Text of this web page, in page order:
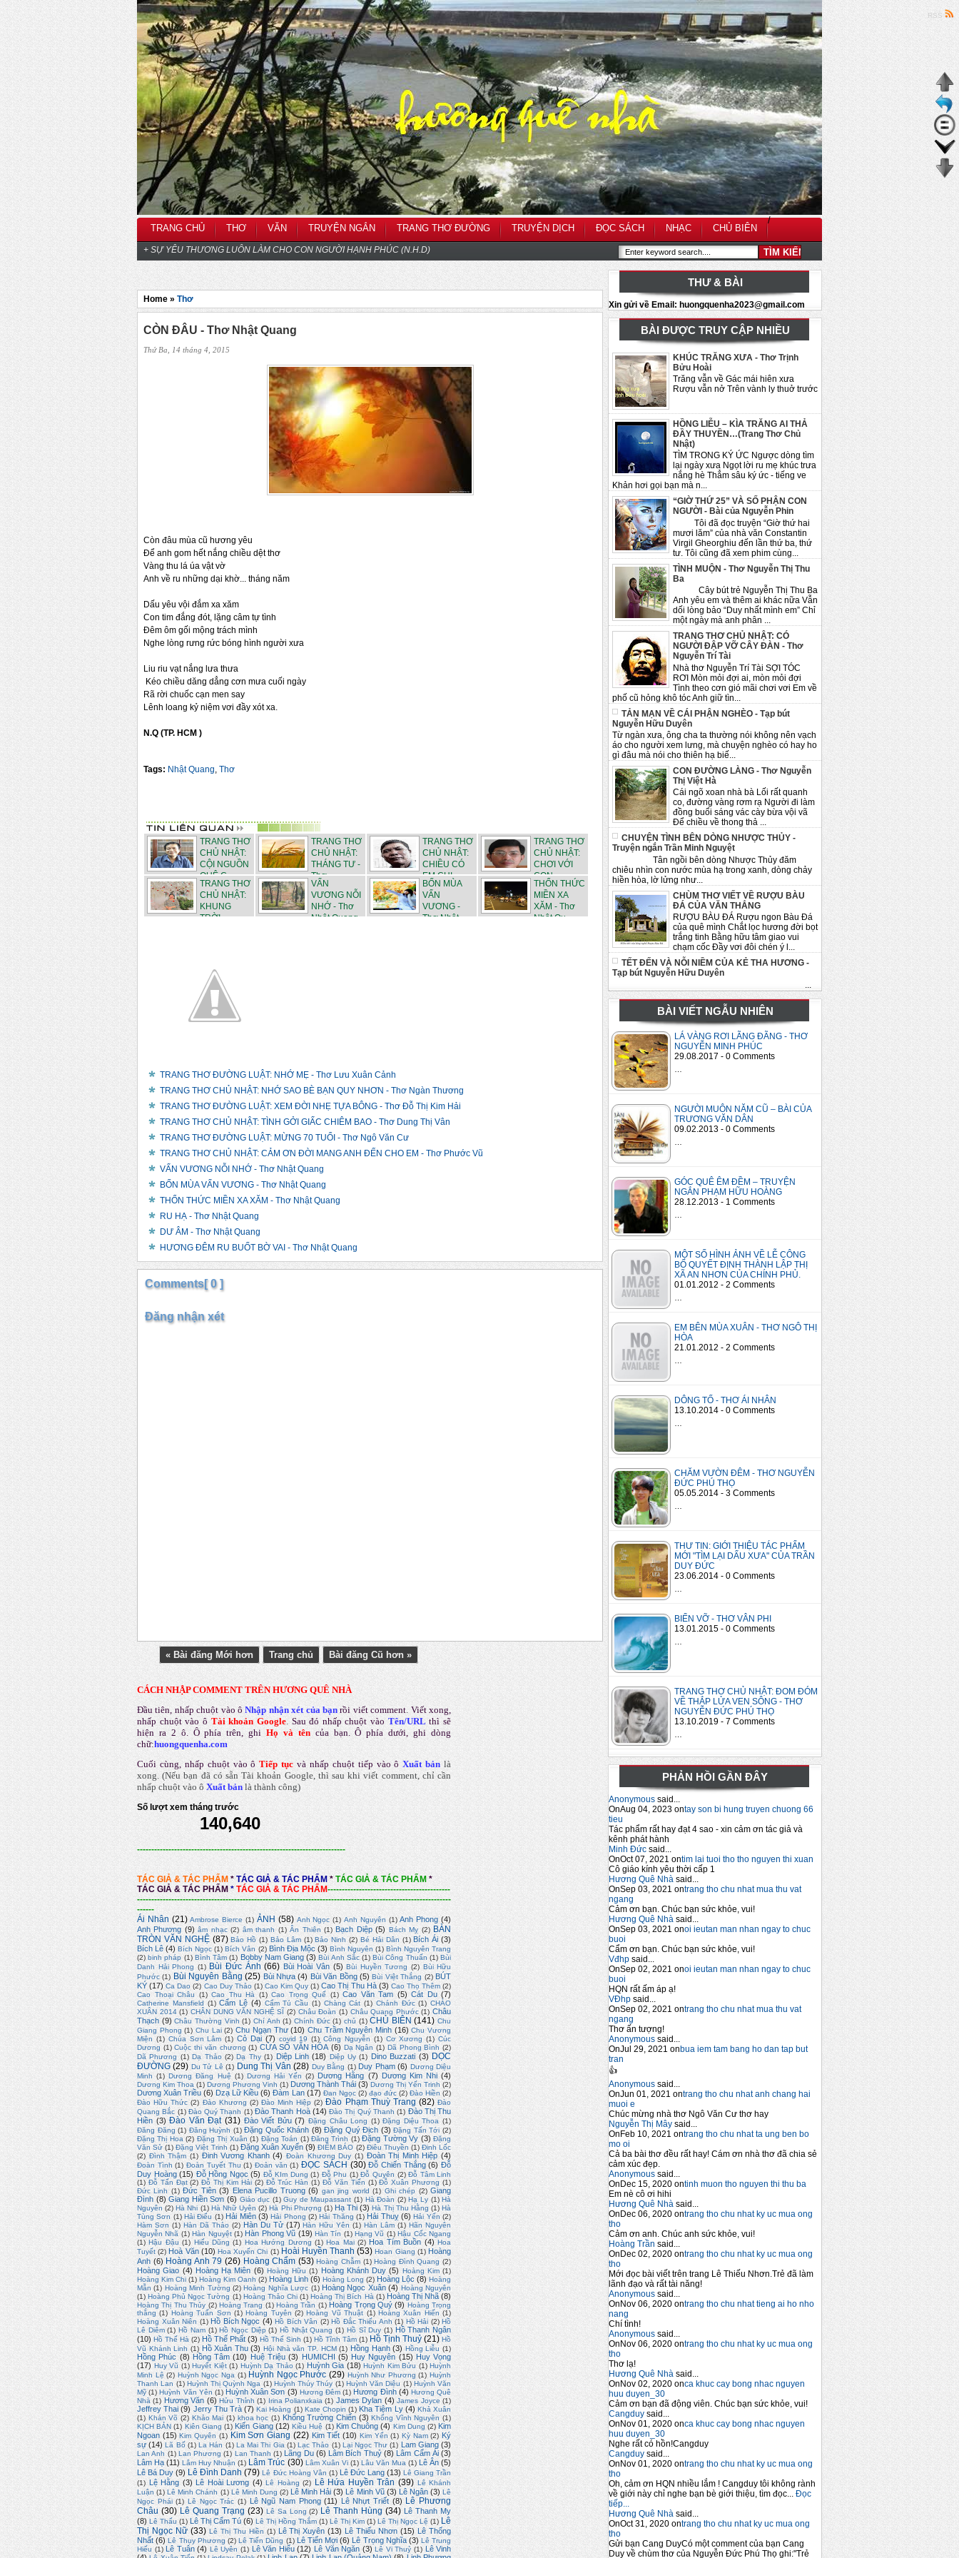
TRANG CHỦ THƠ VĂN TRUYỆN NGẮN TRANG THƠ ĐƯỜNG TRUYỆN DỊCH
/
ĐỌC SÁCH NHẠC CHỦ BIÊN
+ SỰ YÊU THƯƠNG LUÔN LÀM CHO CON NGƯỜI HẠNH PHÚC (N.H.D)
RSS
THƯ & BÀI
Xin gửi về Email: huongquenha2023@gmail.com
BÀI ĐƯỢC TRUY CẬP NHIỀU
KHÚC TRĂNG XƯA - Thơ Trịnh
Bửu Hoài
Trăng vẫn về Gác mái hiên xưa
Rượu vẫn nở Trên vành ly thuở trước
HỒNG LIỄU – KÌA TRĂNG AI THẢ
ĐẦY THUYỀN…(Trang Thơ Chủ
Nhật)
TÌM TRONG KÝ ỨC Ngược dòng tìm
lại ngày xưa Ngọt lời ru mẹ khúc trưa
nắng hè Thẳm sâu ký ức - tiếng ve
Khản hơi gọi bạn mà n...
“GIỜ THỨ 25” VÀ SỐ PHẬN CON
NGƯỜI - Bài của Nguyễn Phin
Tôi đã đọc truyện “Giờ thứ hai
mươi lăm” của nhà văn Constantin
Virgil Gheorghiu đến lần thứ ba, thứ
tư. Tôi cũng đã xem phim cùng...
TÌNH MUỘN - Thơ Nguyễn Thị Thu
Ba
Cây bút trẻ Nguyễn Thị Thu Ba
Anh yêu em và thêm ai khác nữa Vẫn
dối lòng bảo “Duy nhất mình em” Chỉ
một ngày mà anh phân ...
TRANG THƠ CHỦ NHẬT: CÓ
NGƯỜI ĐẬP VỠ CÂY ĐÀN - Thơ
Nguyễn Trí Tài
Nhà thơ Nguyễn Trí Tài SỢI TÓC
RƠI Mòn mỏi đợi ai, mòn mỏi đợi
Tình theo cơn gió mãi chơi vơi Em về
phố cũ hỏng khô tóc Anh giữ tìn...
TẢN MẠN VỀ CÁI PHẬN NGHÈO - Tạp bút
Nguyễn Hữu Duyên
Từ ngàn xưa, ông cha ta thường nói không nên vạch
áo cho người xem lưng, mà chuyện nghèo có hay ho
gì đâu mà nói cho thiên hạ biế...
CON ĐƯỜNG LÀNG - Thơ Nguyễn
Thị Việt Hà
Cái ngõ xoan nhà bà Lối rất quanh
co, đường vàng rơm rạ Người đi làm
đồng buổi sáng vác cày bừa vội vã
Để chiều về thong thả ...
CHUYỆN TÌNH BÊN DÒNG NHƯỢC THỦY -
Truyện ngắn Trần Minh Nguyệt
Tân ngồi bên dòng Nhược Thủy đăm
chiêu nhìn con nước mùa hạ trong xanh, dòng chảy
hiền hòa, lờ lửng như...
CHÙM THƠ VIẾT VỀ RƯỢU BÀU
ĐÁ CỦA VĂN THẮNG
RƯỢU BÀU ĐÁ Rượu ngon Bàu Đá
của quê mình Chắt lọc hương đời bọt
trắng tinh Bằng hữu tâm giao vui
chạm cốc Đầy vơi đôi chén ý l...
TẾT ĐẾN VÀ NỖI NIỀM CỦA KẺ THA HƯƠNG -
Tạp bút Nguyễn Hữu Duyên
BÀI VIẾT NGẪU NHIÊN
LÁ VÀNG RƠI LÃNG ĐÃNG - THƠ
NGUYỄN MINH PHÚC
29.08.2017 - 0 Comments
NGƯỜI MUÔN NĂM CŨ – BÀI CỦA
TRƯƠNG VĂN DÂN
09.02.2013 - 0 Comments
GÓC QUÊ ÊM ĐỀM – TRUYỆN
NGẮN PHẠM HỮU HOÀNG
28.12.2013 - 1 Comments
MỘT SỐ HÌNH ẢNH VỀ LỄ CÔNG
BỐ QUYẾT ĐỊNH THÀNH LẬP THỊ
XÃ AN NHƠN CỦA CHÍNH PHỦ.
01.01.2012 - 2 Comments
EM BÊN MÙA XUÂN - THƠ NGÔ THỊ
HÒA
21.01.2012 - 2 Comments
DÔNG TỐ - THƠ ÁI NHÂN
13.10.2014 - 0 Comments
CHĂM VƯỜN ĐÊM - THƠ NGUYỄN
ĐỨC PHÚ THỌ
05.05.2014 - 3 Comments
THƯ TIN: GIỚI THIỆU TÁC PHẨM
MỚI "TÌM LẠI DẤU XƯA" CỦA TRẦN
DUY ĐỨC
23.06.2014 - 0 Comments
BIỂN VỠ - THƠ VÂN PHI
13.01.2015 - 0 Comments
TRANG THƠ CHỦ NHẬT: ĐOM ĐÓM
VỀ THẮP LỬA VEN SÔNG - THƠ
NGUYỄN ĐỨC PHÚ THỌ
13.10.2019 - 7 Comments
PHẢN HỒI GẦN ĐÂY
Anonymous said...
OnAug 04, 2023 ontay son bi hung truyen chuong 66
tieu
Tác phẩm rất hay đạt 4 sao - xin cảm ơn tác giả và
kênh phát hành
Minh Đức said...
OnOct 07, 2021 ontim lai tuoi tho tho nguyen thi xuan
Cô giáo kính yêu thời cấp 1
Hương Quê Nhà said...
OnSep 03, 2021 ontrang tho chu nhat mua thu vat
ngang
Cảm ơn bạn. Chúc bạn sức khỏe, vui!
Hương Quê Nhà said...
OnSep 03, 2021 onoi ieutan man nhan ngay to chuc
buoi
Cẩm ơn bạn. Chúc bạn sức khỏe, vui!
Vđhp said...
OnSep 02, 2021 onoi ieutan man nhan ngay to chuc
buoi
HQN rất ấm áp ạ!
VĐhp said...
OnSep 02, 2021 ontrang tho chu nhat mua thu vat
ngang
Thơ ấn tượng!
Anonymous said...
OnJul 29, 2021 onbua iem tam bang ho dan tap but
tran
👍
Anonymous said...
OnJun 01, 2021 ontrang tho chu nhat anh chang hai
muoi e
Chúc mừng nhà thơ Ngô Văn Cư thơ hay
Nguyễn Thị Mây said...
OnFeb 10, 2021 ontrang tho chu nhat ta ung ben bo
mo oi
Cả ba bài thơ đều rất hay! Cám ơn nhà thơ đã chia sẻ
cảm xúc đẹp.
Anonymous said...
OnDec 15, 2020 ontinh muon tho nguyen thi thu ba
Em nè cô ơi hihi
Hương Quê Nhà said...
OnDec 06, 2020 ontrang tho chu nhat ky uc mua ong
tho
Cảm ơn anh. Chúc anh sức khỏe, vui!
Hoàng Trần said...
OnDec 02, 2020 ontrang tho chu nhat ky uc mua ong
tho
Mới đọc bài viết trên trang Lê Thiếu Nhơn.Trẻ đã làm
lãnh đạo và rất tài năng!
Anonymous said...
OnNov 06, 2020 ontrang tho chu nhat tieng ai ho nho
nang
Chí tình!
Anonymous said...
OnNov 06, 2020 ontrang tho chu nhat ky uc mua ong
tho
Thơ lạ!
Hương Quê Nhà said...
OnNov 02, 2020 onca khuc cay bong nhac nguyen
huu duyen_30
Cảm ơn bạn đã động viên. Chúc bạn sức khỏe, vui!
Cangduy said...
OnNov 01, 2020 onca khuc cay bong nhac nguyen
huu duyen_30
Nghe rất có hồn!Cangduy
Cangduy said...
OnNov 01, 2020 ontrang tho chu nhat ky uc mua ong
tho
Oh, cảm ơn HQN nhiều lắm ! Cangduy tôi không rành
về giới này chỉ nghe bạn bè giới thiệu, tìm đọc...
Đọc
tiếp...
Hương Quê Nhà said...
OnOct 31, 2020 ontrang tho chu nhat ky uc mua ong
tho
Gửi bạn Cang DuyCó một comment của bạn Cang
Duy về chùm thơ của Nguyễn Đức Phú Thọ ghi:"Trẻ
Home » Thơ
CÒN ĐÂU - Thơ Nhật Quang
Thứ Ba, 14 tháng 4, 2015
Còn đâu mùa cũ hương yêu
Để anh gom hết nắng chiều dệt thơ
Vàng thu lá úa vật vờ
Anh về ru những dại khờ... tháng năm
Dấu yêu vội đắm xa xăm
Con tim đắng đót, lặng câm tự tình
Đêm ôm gối mộng trách mình
Nghe lòng rưng rức bóng hình người xưa
Liu riu vạt nắng lưa thưa
Kéo chiều dăng dẳng cơn mưa cuối ngày
Rã rời chuốc cạn men say
Lênh loang kỷ niệm vơi đầy xót xa.
N.Q (TP. HCM )
Tags: Nhật Quang, Thơ
TRANG THƠ
CHỦ NHẬT:
CỘI NGUỒN
QUÊ C...
TRANG THƠ
CHỦ NHẬT:
THÁNG TƯ -
Thơ ...
TRANG THƠ
CHỦ NHẬT:
CHIỀU CÓ
EM CHI...
TRANG THƠ
CHỦ NHẬT:
CHƠI VỚI
CON - ...
TRANG THƠ
CHỦ NHẬT:
KHUNG
TRỜI
VẤN
VƯƠNG NỖI
NHỚ - Thơ
Nhật Quang
BỐN MÙA
VẤN
VƯƠNG -
Thơ Nhật
THỔN THỨC
MIỀN XA
XĂM - Thơ
Nhật Qu...
TRANG THƠ ĐƯỜNG LUẬT: NHỚ MẸ - Thơ Lưu Xuân Cảnh
TRANG THƠ CHỦ NHẬT: NHỚ SAO BÈ BẠN QUY NHƠN - Thơ Ngàn Thương
TRANG THƠ ĐƯỜNG LUẬT: XEM ĐỜI NHẸ TỰA BÔNG - Thơ Đỗ Thị Kim Hải
TRANG THƠ CHỦ NHẬT: TÌNH GỞI GIẤC CHIÊM BAO - Thơ Dung Thị Vân
TRANG THƠ ĐƯỜNG LUẬT: MỪNG 70 TUỔI - Thơ Ngô Văn Cư
TRANG THƠ CHỦ NHẬT: CẢM ƠN ĐỜI MANG ANH ĐẾN CHO EM - Thơ Phước Vũ
VẤN VƯƠNG NỖI NHỚ - Thơ Nhật Quang
BỐN MÙA VẤN VƯƠNG - Thơ Nhật Quang
THỔN THỨC MIỀN XA XĂM - Thơ Nhật Quang
RU HẠ - Thơ Nhật Quang
DƯ ÂM - Thơ Nhật Quang
HƯƠNG ĐÊM RU BUỐT BỜ VAI - Thơ Nhật Quang
Comments[ 0 ]
Đăng nhận xét
« Bài đăng Mới hơn Trang chủ Bài đăng Cũ hơn »
CÁCH NHẬP COMMENT TRÊN HƯƠNG QUÊ NHÀ
Đầu tiên, nhấp chuột vào ô Nhập nhận xét của bạn rồi viết comment. Viết xong,
nhấp chuột vào ô Tài khoản Google. Sau đó nhấp chuột vào Tên/URL thì sẽ
hiện ra 2 ô. Ô phía trên, ghiHọ và tên của bạn. Ô phía dưới, ghi dòng
chữ:huongquenha.com
Cuối cùng, nhấp chuột vào ô Tiếp tục và nhấp chuột tiếp vào ôXuất bản là
xong.(Nếu bạn đã có sẵn Tài khoản Google, thì sau khi viết comment, chỉ cần
nhấp chuột vào ô Xuất bản là thành công)
Số lượt xem tháng trước
140,640
-------------------------------------------------------------------------
TÁC GIẢ & TÁC PHẨM * TÁC GIẢ & TÁC PHẨM * TÁC GIẢ & TÁC PHẨM *
TÁC GIẢ & TÁC PHẨM * TÁC GIẢ & TÁC PHẨM-------------------------------------------
--------------------------------------------------------------------------------------------------------------
------
Ái Nhân (21) Ambrose Bierce (1) ẢNH (58) Anh Ngọc (1) Anh Nguyên (1) Anh Phong (4)
Anh Phương (9) âm nhạc (2) âm thanh (1) Ân Thiên (1) Bạch Diệp (5) Bách Mỵ (2) BÀN
TRÒN VĂN NGHỆ (87) Bảo Hồ (1) Bảo Lâm (1) Bảo Ninh (2) Bé Hải Dân (1) Bích Ái (3)
Bích Lê (4) Bích Ngọc (1) Bích Vân (2) Bình Địa Mộc (3) Bình Nguyên (1) Bình Nguyên Trang
(2) binh pháp (1) Bình Tâm (1) Bobby Nam Giang (3) Bùi Anh Sắc (1) Bùi Công Thuấn (1) Bùi
Danh Hải Phong (1) Bùi Đức Ánh (66) Bùi Hoài Vân (5) Bùi Huyền Tương (2) Bùi Hữu
Phước (1) Bùi Nguyên Bằng (25) Bùi Nhựa (4) Bùi Văn Bồng (5) Bùi Việt Thắng (2) BÚT
KÝ (17) Ca Dao (2) Cao Duy Thảo (1) Cao Kim Quy (1) Cao Thị Thu Hà (3) Cao Thọ Thêm (2)
Cao Thoại Châu
(1) Cao Thu Hà (1) Cao Trọng Quế (1) Cao Văn Tam (5) Cát Du (7)
Catherine Mansfield (1) Cẩm Lệ (4) Cẩm Tú Cầu (1) Chàng Cát (1) Chánh Đức (1) CHÀO
XUÂN 2014 (1) CHÂN DUNG VĂN NGHỆ SĨ (2) Châu Đoàn (1) Châu Quang Phước (1) Châu
Thạch (9) Châu Thường Vinh (1) Chí Anh (1) Chính Đức (1) chủ (1) CHỦ BIÊN (141) Chu
Giang Phong (1) Chu Lai (2) Chu Ngạn Thư (10) Chu Trầm Nguyên Minh (16) Chu Vương
Miện (1) Chúa Sơn Lâm (1) Cỏ Dại (7) covid 19 (1) Công Nguyễn (1) Cơ Xương (1) Cúc
Dương (1) Cuộc thi văn chương (1) CỬA SỔ VĂN HÓA (6) Dạ Ngân (1) Dã Phong Bình (2)
Dã Phương (1) Dạ Thảo (2) Dạ Thy (1) Diệp Linh (18) Diệp Uy (1) Dino Buzzati (3) DỌC
ĐƯỜNG (29) Du Tử Lê (1) Dung Thị Vân (28) Duy Bằng (1) Duy Phạm (6) Dương Diệu
Minh (1) Dương Đăng Huệ (1) Dương Hải Yến (2) Dương Hằng (7) Dương Kim Nhi (4)
Dương Kim Thoa (1) Dương Phương Vinh (1) Dương Thành Thái (3) Dương Thị Yến Trinh (2)
Dương Xuân Triều (6) Dzạ Lữ Kiều (6) Đàm Lan (17) Đan Ngọc (2) đạo đức (2) Đào Hiền (2)
Đào Hữu Thức (2) Đào Khương (2) Đào Minh Hiệp (2) Đào Phạm Thuỳ Trang (82) Đào
Quang Bắc (1) Đào Quý Thạnh (1) Đào Thanh Hoà (14) Đào Thị Quý Thanh (1) Đào Thị Thu
Hiền (3) Đào Văn Đạt (31) Đào Viết Bửu (7) Đặng Châu Long (1) Đặng Diệu Thoa (1)
Đăng Đăng (1) Đăng Huỳnh (1) Đặng Quốc Khánh (8) Đặng Quý Địch (3) Đặng Tấn Tới (2)
Đặng Thị Hoa (2) Đặng Thị Xuân (1) Đặng Toán (1) Đăng Trình (1) Đặng Tường Vy (3) Đặng
Văn Sử (1) Đặng Việt Trinh (1) Đặng Xuân Xuyến (9) ĐIỂM BÁO (2) Điêu Thuyền (1) Đinh Lốc
(2) Đình Thậm (1) Đinh Vương Khanh (4) Đoàn Khương Duy (1) Đoàn Thị Minh Hiệp (4)
Đoàn Tình (1) Đoàn Tuyết Thu (1) Đoản văn (1) ĐỌC SÁCH (30) Đỗ Chiến Thắng (6) Đỗ
Duy Hoàng (15) Đỗ Hồng Ngọc (5) Đỗ KIm Dung (1) Đỗ Phu (1) Đỗ Quyên (2) Đỗ Tâm Linh
(1) Đỗ Tấn Đạt (2) Đỗ Thị Kim Hải (2) Đỗ Trúc Hàn (1) Đỗ Văn Tiến (1) Đỗ Xuân Phương (1)
Đức Linh (1) Đức Tiên (3) Elena Pucillo Truong (6) gan jing world (1) Ghi chép (2) Giang
Đình (8) Giang Hiền Sơn (6) Giáo dục (1) Guy de Maupassant (1) Hà Đoàn (2) Hạ Ly (1) Hà
Nguyên (2) Hà Nhi (1) Hà Nhữ Uyên (2) Hà Phi Phượng (1) Hạ Thi (3) Hà Thị Thu Hằng (1) Hà
Tùng Sơn (1) Hải Điểu (1) Hải Miên (3) Hải Phong (2) Hải Thăng (1) Hải Thuỵ (6) Hải Yến (2)
Hàm Sơn (1) Hàn Dã Thảo (2) Hàn Du Tử (17) Hàn Hữu Yên (1) Hàn Lâm (1) Hãn Nguyên
Nguyễn Nhã (1) Hàn Nguyệt (1) Hàn Phong Vũ (19) Hàn Tín (1) Hạng Vũ (1) Hậu Cốc Ngang
(1) Hậu Đậu (1) Hiếu Dũng (1) Hoa Hướng Dương (1) Hoa Mai (2) Hoa Tím Buồn (4) Hoa
Tuyết (2) Hoà Văn (10) Hoa Xuyến Chi (1) Hoài Huyền Thanh (53) Hoan Giang (1) Hoàng
Anh (6) Hoàng Anh 79 (26) Hoàng Chẩm (53) Hoàng Chẫm (1) Hoàng Đình Quang (2)
Hoàng Giao (4) Hoàng Hạ Miên (6) Hoàng Hữu (1) Hoàng Khánh Duy (5) Hoàng Kim (1)
Hoàng Kim Chi (1) Hoàng Kim Oanh (2) Hoàng Linh (6) Hoàng Long (2) Hoàng Lộc (8) Hoàng
Mẫn (1) Hoàng Minh Tường (2) Hoàng Nghĩa Lược (1) Hoàng Ngọc Xuân (4) Hoàng Nguyên
(1) Hoàng Phủ Ngọc Tường (1) Hoàng Thảo Chi (1) Hoàng Thị Bích Hà (1) Hoàng Thị Nhã (8)
Hoàng Thị Thu Thủy (2) Hoàng Trang (1) Hoàng Trần (1) Hoàng Trọng Quý (9) Hoàng Trọng
thắng (1) Hoàng Tuấn Sơn (1) Hoàng Tuyên (2) Hoàng Vũ Thuật (1) Hoàng Xuân Hiến (1)
Hoàng Xuân Niên (1) Hồ Bích Ngọc (4) Hồ Bích Vân (2) Hồ Đắc Thiếu Anh (1) Hồ Hải (2) Hồ
Lê Diêm (1) Hồ Nam (1) Hồ Ngọc Diệp (1) Hồ Nhật Quang (1) Hồ Sĩ Duy (1) Hồ Thanh Ngân
(10) Hồ Thế Hà (2) Hồ Thế Phất (3) Hồ Thế Sinh (1) Hồ Tĩnh Tâm (1) Hồ Tịnh Thuỷ (21) Hồ
Vũ Khánh Linh (1) Hồ Xuân Thu (3) Hội Nhà văn TP. HCM (1) Hồng Hạnh (3) Hồng Liễu (1)
Hồng Phúc (8) Hồng Tâm (10) Huệ Triệu (3) HUMICHI (5) Huy Nguyên (15) Huy Vọng
(17) Huy Vũ (1) Huyết Kiệt (1) Huỳnh Dạ Thảo (1) Huỳnh Gia (18) Huỳnh Kim Bửu (1) Huỳnh
Minh Lệ (2) Huỳnh Ngọc Nga (1) Huỳnh Ngọc Phước (29) Huỳnh Như Phương (1) Huỳnh
Thanh Lan (1) Huỳnh Thị Quỳnh Nga (1) Huỳnh Thúy Thúy (1) Huỳnh Văn Diệu (1) Huỳnh Văn
Mỹ (1) Huỳnh Văn Yên (1) Huỳnh Xuân Sơn (3) Hương Đêm (1) Hương Đình (4) Hương Quê
Nhà (1) Hương Văn (6) Hửu Thỉnh (1) Irina Polianxkaia (1) James Dylan (4) James Joyce (1)
Jeffrey Thai (9) Jerry Thu Trà (7) Kai Hoàng (1) Kate Chopin (1) Kha Tiệm Ly (4) Khả Xuân
(1) Khán Võ (2) Khảo Mai (1) khoa học (1) Khổng Trường Chiến (3) Khổng Vĩnh Nguyên (1)
KỊCH BẢN (1) Kiên Giang (1) Kiến Giang (12) Kiều Huệ (1) Kim Chuông (4) Kim Dung (2) Kim
Ngoan (15) Kim Quyên (1) Kim Sơn Giang (22) Kim Tiết (10) Kim Yến (1) Kỳ Nam (2) Ký
sự (14) Lã Bố (1) La Hán (1) La Mai Thi Gia (1) Lạc Thảo (1) Lại Ngọc Thư (1) Lam Giang (3)
Lan Anh (1) Lan Phương (1) Lan Thanh (1) Lãng Du (6) Lâm Bích Thuỷ (8) Lâm Cẩm Ái (3)
Lâm Hạ (11) Lâm Huy Nhuận (1) Lâm Trúc (30) Lâm Xuân Vi (1) Lâu Văn Mua (1) Lê Ân (5)
Lê Bá Duy (9) Lê Đình Danh (79) Lê Đức Hoàng Vân (1) Lê Đức Lang (13) Lê Giang Trần
(1)
Lệ Hằng (3) Lê Hoài Lương (4) Lê Hoàng (2) Lê Hứa Huyền Trân (39) Lê Khánh
Luận (1) Lê Minh Chánh (1) Lê Minh Dung (2) Lê Minh Hải (3) Lê Minh Vũ (3) Lê Ngân (3) Lê
Ngọc Phái (1) Lê Ngọc Trác (1) Lê Ngũ Nam Phong (11) Lê Nhựt Triết (8) Lê Phương
Châu (30) Lê Quang Trạng (23) Lê Sa Long (2) Lê Thanh Hùng (34) Lê Thanh My
(8) Lê Thấu (1) Lê Thị Cẩm Tú (6) Lê Thị Hồng Thắm (1) Lê Thị Kim (1) Lê Thị Ngọc Lệ (1) Lê
Thị Ngọc Nữ (33) Lê Thị Thu Hiền (1) Lê Thị Xuyên (13) Lê Thiếu Nhơn (15) Lê Thống
Nhất (6) Lê Thụy Phương (2) Lê Tiến Dũng (1) Lê Tiến Mợi (6) Lê Trọng Nghĩa (3) Lê Trung
Hiếu (1) Lê Tuân (4) Lê Uyên (1) Lê Văn Hiếu (12) Lê Văn Ngăn (3) Lê Vi Thuỷ (1) Lê Vinh